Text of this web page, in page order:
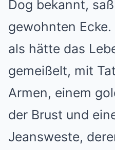
Dog bekannt,
gewohnten
als hätte das
gemeißelt, mit
Armen, einem
der Brust und
Jeansweste,